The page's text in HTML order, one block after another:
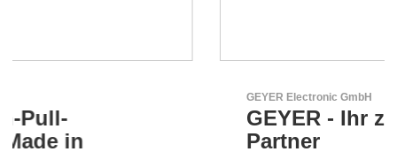
GEYER - Ihr zuverlässiger
Partner